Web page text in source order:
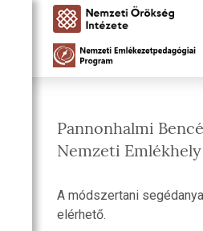
Pannonhalmi
Nemzeti Emlékhely
A módszertani
elérhető.